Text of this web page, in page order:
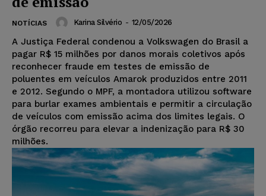
NOTÍCIAS Karina Silvério - 12/05/2026
A Justiça Federal condenou a Volkswagen do Brasil a
pagar R$ 15 milhões por danos morais coletivos após
reconhecer fraude em testes de emissão de
poluentes em veículos Amarok produzidos entre 2011
e 2012. Segundo o MPF, a montadora utilizou software
para burlar exames ambientais e permitir a circulação
de veículos com emissão acima dos limites legais. O
órgão recorreu para elevar a indenização para R$ 30
milhões.